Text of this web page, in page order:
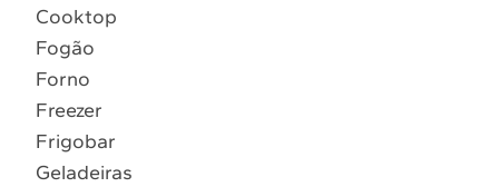
8º Embutir
9º Combos
Cooktop
Fogão
Forno
Freezer
Frigobar
Geladeiras